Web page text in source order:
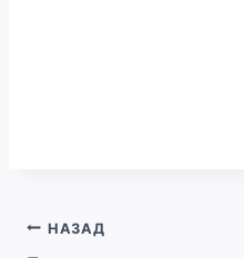
Навигация
НАЗАД